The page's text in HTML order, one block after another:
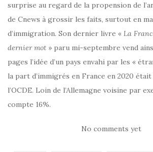
surprise au regard de la propension de
de Cnews à grossir les faits, surtout en
d’immigration. Son dernier livre « La
dernier mot » paru mi-septembre vend
pages l’idée d’un pays envahi par les «
la part d’immigrés en France en 2020 était
l’OCDE. Loin de l’Allemagne voisine par
compte 16%.
No comments yet